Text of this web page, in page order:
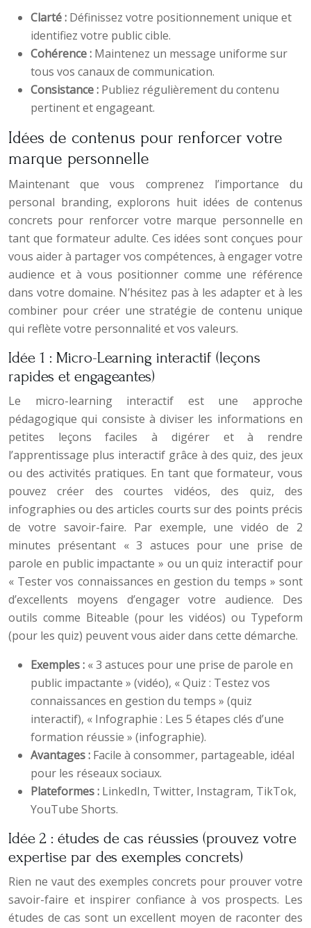
Clarté : Définissez votre positionnement unique et
identifiez votre public cible.
Cohérence : Maintenez un message uniforme sur
tous vos canaux de communication.
Consistance : Publiez régulièrement du contenu
pertinent et engageant.
Idées de contenus pour renforcer votre
marque personnelle
Maintenant que vous comprenez l’importance du
personal branding, explorons huit idées de contenus
concrets pour renforcer votre marque personnelle en
tant que formateur adulte. Ces idées sont conçues pour
vous aider à partager vos compétences, à engager votre
audience et à vous positionner comme une référence
dans votre domaine. N’hésitez pas à les adapter et à les
combiner pour créer une stratégie de contenu unique
qui reflète votre personnalité et vos valeurs.
Idée 1 : Micro-Learning interactif (leçons
rapides et engageantes)
Le micro-learning interactif est une approche
pédagogique qui consiste à diviser les informations en
petites leçons faciles à digérer et à rendre
l’apprentissage plus interactif grâce à des quiz, des jeux
ou des activités pratiques. En tant que formateur, vous
pouvez créer des courtes vidéos, des quiz, des
infographies ou des articles courts sur des points précis
de votre savoir-faire. Par exemple, une vidéo de 2
minutes présentant « 3 astuces pour une prise de
parole en public impactante » ou un quiz interactif pour
« Tester vos connaissances en gestion du temps » sont
d’excellents moyens d’engager votre audience. Des
outils comme Biteable (pour les vidéos) ou Typeform
(pour les quiz) peuvent vous aider dans cette démarche.
Exemples : « 3 astuces pour une prise de parole en
public impactante » (vidéo), « Quiz : Testez vos
connaissances en gestion du temps » (quiz
interactif), « Infographie : Les 5 étapes clés d’une
formation réussie » (infographie).
Avantages : Facile à consommer, partageable, idéal
pour les réseaux sociaux.
Plateformes : LinkedIn, Twitter, Instagram, TikTok,
YouTube Shorts.
Idée 2 : études de cas réussies (prouvez votre
expertise par des exemples concrets)
Rien ne vaut des exemples concrets pour prouver votre
savoir-faire et inspirer confiance à vos prospects. Les
études de cas sont un excellent moyen de raconter des